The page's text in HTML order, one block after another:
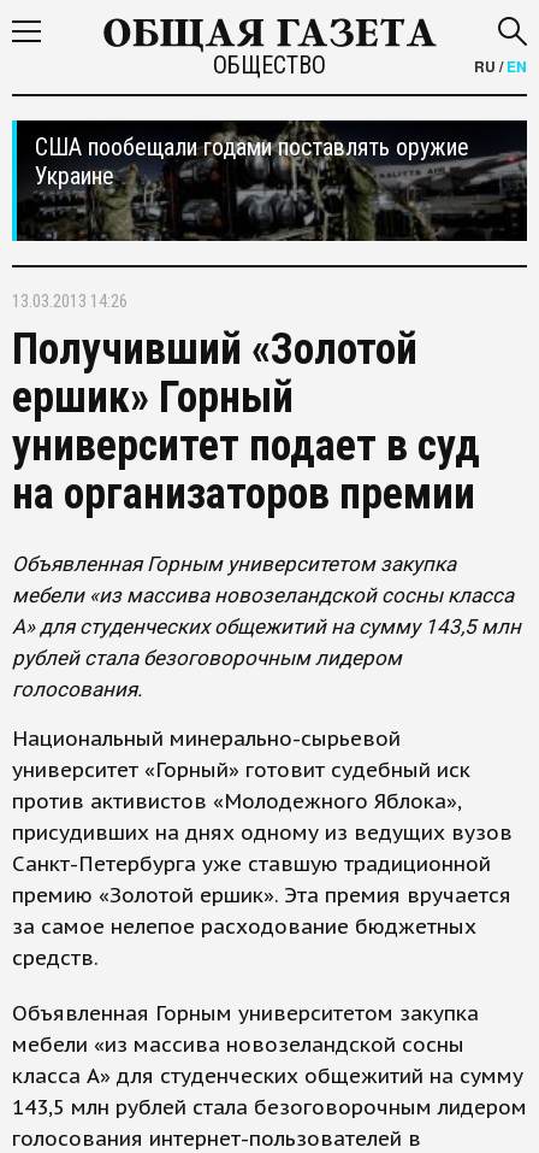
ОБЩЕСТВО RU /EN
США пообещали годами поставлять оружие
Украине
13.03.2013 14:26
Получивший «Золотой
ершик» Горный
университет подает в суд
на организаторов премии
Объявленная Горным университетом закупка
мебели «из массива новозеландской сосны класса
А» для студенческих общежитий на сумму 143,5 млн
рублей стала безоговорочным лидером
голосования.
Национальный минерально-сырьевой
университет «Горный» готовит судебный иск
против активистов «Молодежного Яблока»,
присудивших на днях одному из ведущих вузов
Санкт-Петербурга уже ставшую традиционной
премию «Золотой ершик». Эта премия вручается
за самое нелепое расходование бюджетных
средств.
Объявленная Горным университетом закупка
мебели «из массива новозеландской сосны
класса А» для студенческих общежитий на сумму
143,5 млн рублей стала безоговорочным лидером
голосования интернет-пользователей в